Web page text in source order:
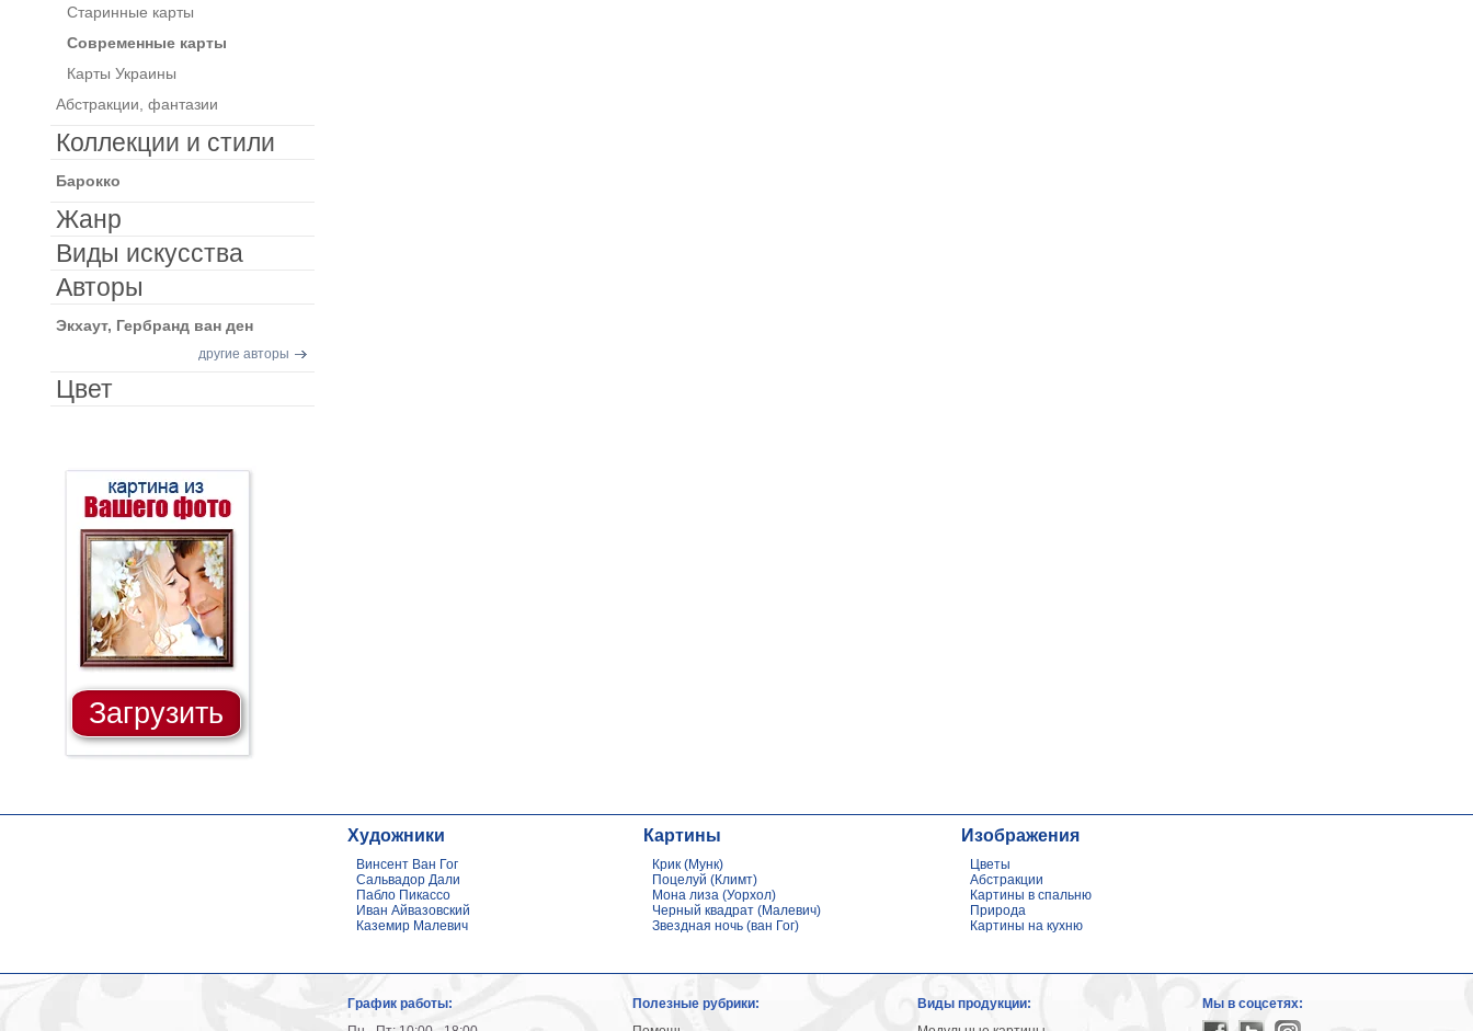
Старинные карты
Современные карты
Карты Украины
Абстракции, фантазии
Коллекции и стили
Барокко
Жанр
Виды искусства
Авторы
Экхаут, Гербранд ван ден
другие авторы
Цвет
Загрузить
Художники
Винсент Ван Гог
Сальвадор Дали
Пабло Пикассо
Иван Айвазовский
Каземир Малевич
Картины
Крик (Мунк)
Поцелуй (Климт)
Мона лиза (Уорхол)
Черный квадрат (Малевич)
Звездная ночь (ван Гог)
Изображения
Цветы
Абстракции
Картины в спальню
Природа
Картины на кухню
График работы:
Полезные рубрики:
Виды продукции:
Мы в соцсетях: